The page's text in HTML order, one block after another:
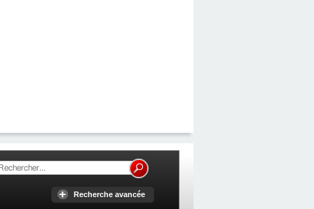
Recherche avancée